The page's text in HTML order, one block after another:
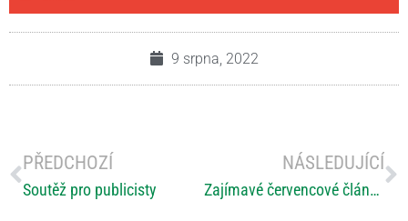
9 srpna, 2022
PŘEDCHOZÍ
Soutěž pro publicisty
NÁSLEDUJÍCÍ
Zajímavé červencové články o RS nejen na českých portálech a v médiích